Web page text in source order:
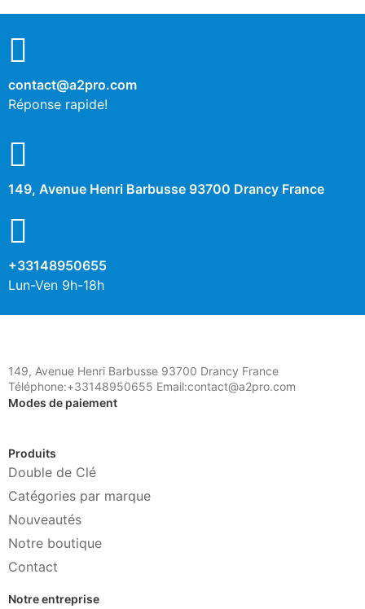
contact@a2pro.com
Réponse rapide!
149, Avenue Henri Barbusse 93700 Drancy France
+33148950655
Lun-Ven 9h-18h
149, Avenue Henri Barbusse 93700 Drancy France
Téléphone:+33148950655 Email:contact@a2pro.com
Modes de paiement
Produits
Double de Clé
Catégories par marque
Nouveautés
Notre boutique
Contact
Notre entreprise